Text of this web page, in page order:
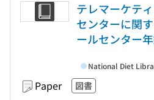
テレマーケテ
センターに関
ールセンター
Paper 図書
National Diet